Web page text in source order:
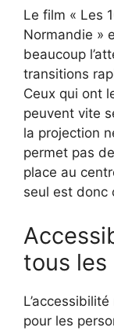
Le film « Les
Normandie »
beaucoup
transitions
Ceux qui ont
peuvent vite
la projection
permet pas
place au
seul est donc
tous les
pour les